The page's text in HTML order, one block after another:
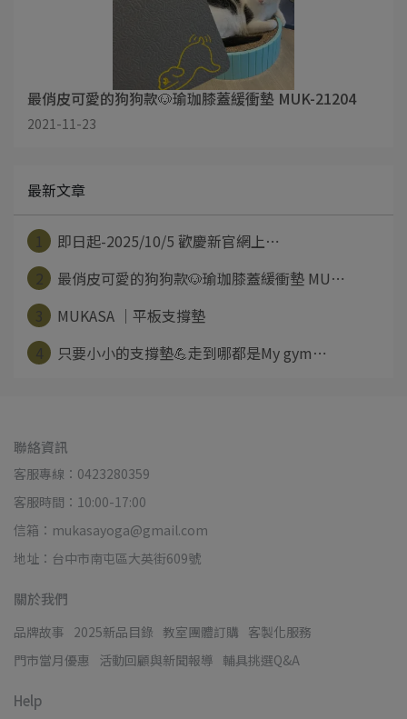
最俏皮可愛的狗狗款🐶瑜珈膝蓋緩衝墊 MUK-21204
2021-11-23
最新文章
即日起-2025/10/5 歡慶新官網上⋯
最俏皮可愛的狗狗款🐶瑜珈膝蓋緩衝墊 MU⋯
MUKASA ｜平板支撐墊
只要小小的支撐墊💪走到哪都是My gym⋯
聯絡資訊
客服專線：0423280359
客服時間：10:00-17:00
信箱：mukasayoga@gmail.com
地址：台中市南屯區大英街609號
關於我們
品牌故事 2025新品目錄 教室團體訂購 客製化服務
門市當月優惠
活動回顧與新聞報導 輔具挑選Q&A
Help